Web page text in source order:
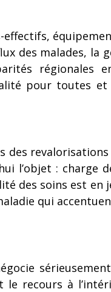
des malades, la
régionales
pour toutes
l’objet : charge
des soins est en
qui
le recours à